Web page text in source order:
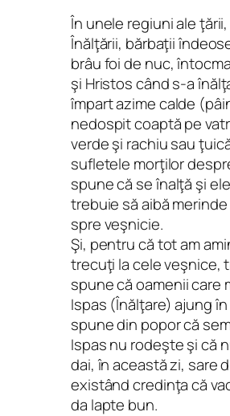
În unele regiuni ale
Înălţării, bărbaţii
brâu foi de nuc,
şi Hristos când s-a
împart azime calde
nedospit coaptă pe
verde şi rachiu sau
sufletele morţilor
spune că se înalţă şi
trebuie să aibă
spre veşnicie.
Şi, pentru că tot am
trecuţi la cele veşnice,
spune că oamenii care
Ispas (Înălţare) ajung în
spune din popor că
Ispas nu rodeşte şi că
dai, în această zi, sare
existând credinţa că
da lapte bun.